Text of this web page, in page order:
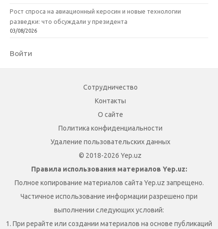
Рост спроса на авиационный керосин и новые технологии
разведки: что обсуждали у президента
03/08/2026
Войти
Сотрудничество
Контакты
О сайте
Политика конфиденциальности
Удаление пользовательских данных
© 2018-2026 Yep.uz
Правила использования материалов Yep.uz:
Полное копирование материалов сайта Yep.uz запрещено.
Частичное использование информации разрешено при
выполнении следующих условий:
1. При рерайте или создании материалов на основе публикаций